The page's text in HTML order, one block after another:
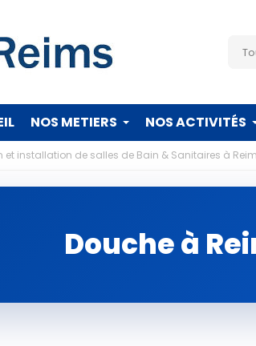
NOS METIERS NOS ACTIVITÉS
et installation de salles de Bain & Sanitaires à
Douche à